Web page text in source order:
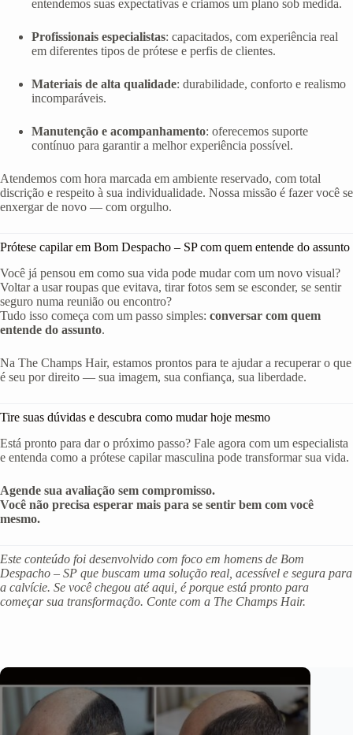
entendemos suas expectativas e criamos um plano sob medida.
Profissionais especialistas: capacitados, com experiência real
em diferentes tipos de prótese e perfis de clientes.
Materiais de alta qualidade: durabilidade, conforto e realismo
incomparáveis.
Manutenção e acompanhamento: oferecemos suporte
contínuo para garantir a melhor experiência possível.
Atendemos com hora marcada em ambiente reservado, com total
discrição e respeito à sua individualidade. Nossa missão é fazer você se
enxergar de novo — com orgulho.
Prótese capilar em Bom Despacho – SP com quem entende do assunto
Você já pensou em como sua vida pode mudar com um novo visual?
Voltar a usar roupas que evitava, tirar fotos sem se esconder, se sentir
seguro numa reunião ou encontro?
Tudo isso começa com um passo simples: conversar com quem
entende do assunto.
Na The Champs Hair, estamos prontos para te ajudar a recuperar o que
é seu por direito — sua imagem, sua confiança, sua liberdade.
Tire suas dúvidas e descubra como mudar hoje mesmo
Está pronto para dar o próximo passo? Fale agora com um especialista
e entenda como a prótese capilar masculina pode transformar sua vida.
Agende sua avaliação sem compromisso.
Você não precisa esperar mais para se sentir bem com você
mesmo.
Este conteúdo foi desenvolvido com foco em homens de Bom
Despacho – SP que buscam uma solução real, acessível e segura para
a calvície. Se você chegou até aqui, é porque está pronto para
começar sua transformação. Conte com a The Champs Hair.